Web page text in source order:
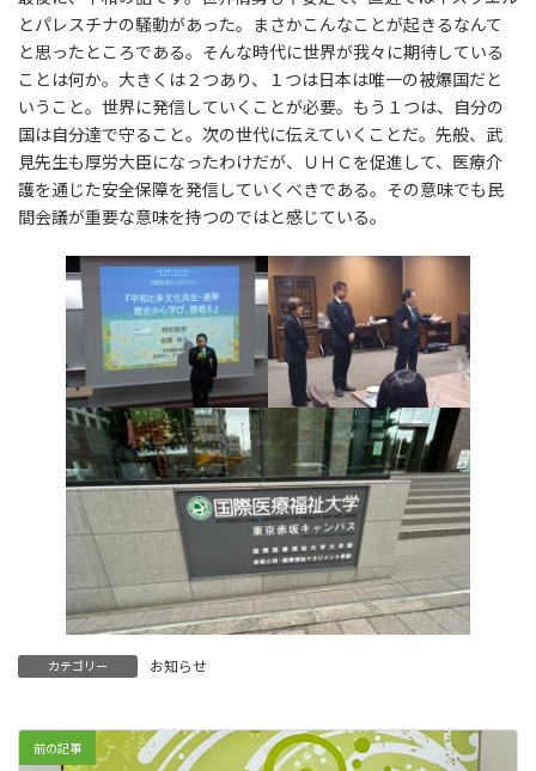
とパレスチナの騒動があった。まさかこんなことが起きるなんて
と思ったところである。そんな時代に世界が我々に期待している
ことは何か。大きくは２つあり、１つは日本は唯一の被爆国だと
いうこと。世界に発信していくことが必要。もう１つは、自分の
国は自分達で守ること。次の世代に伝えていくことだ。先般、武
見先生も厚労大臣になったわけだが、ＵＨＣを促進して、医療介
護を通じた安全保障を発信していくべきである。その意味でも民
間会議が重要な意味を持つのではと感じている。
カテゴリー お知らせ
前の記事